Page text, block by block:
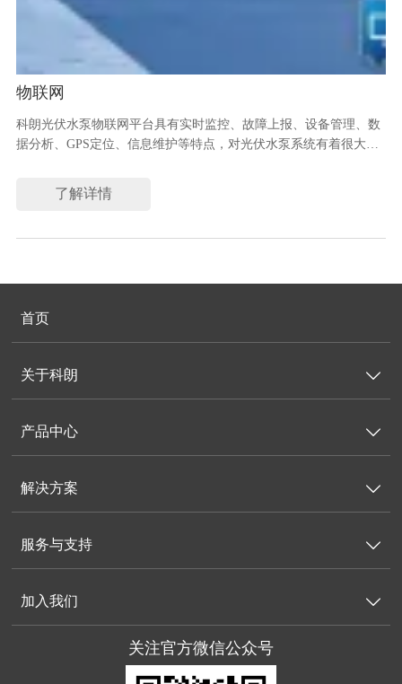
物联网
科朗光伏水泵物联网平台具有实时监控、故障上报、设备管理、数
据分析、GPS定位、信息维护等特点，对光伏水泵系统有着很大的
了解详情
首页
关于科朗 
产品中心 
解决方案 
服务与支持 
加入我们 
关注官方微信公众号